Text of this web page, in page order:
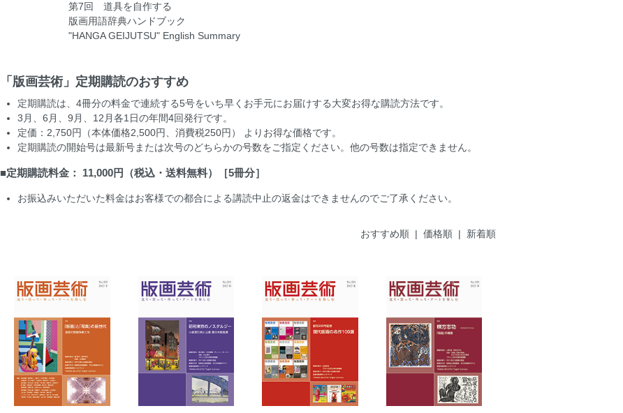
第7回 道具を自作する
版画用語辞典ハンドブック
"HANGA GEIJUTSU" English Summary
「版画芸術」定期購読のおすすめ
定期購読は、4冊分の料金で連続する5号をいち早くお手元にお届けする大変お得な購読方法です。
3月、6月、9月、12月各1日の年間4回発行です。
定価：2,750円（本体価格2,500円、消費税250円） よりお得な価格です。
定期購読の開始号は最新号または次号のどちらかの号数をご指定ください。他の号数は指定できません。
■定期購読料金： 11,000円（税込・送料無料）［5冊分］
お振込みいただいた料金はお客様での都合による講読中止の返金はできませんのでご了承ください。
おすすめ順 | 価格順 | 新着順